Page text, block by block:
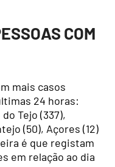
COM
mais casos
24 horas:
Tejo (337),
(50), Açores (12)
é que registam
em relação ao dia